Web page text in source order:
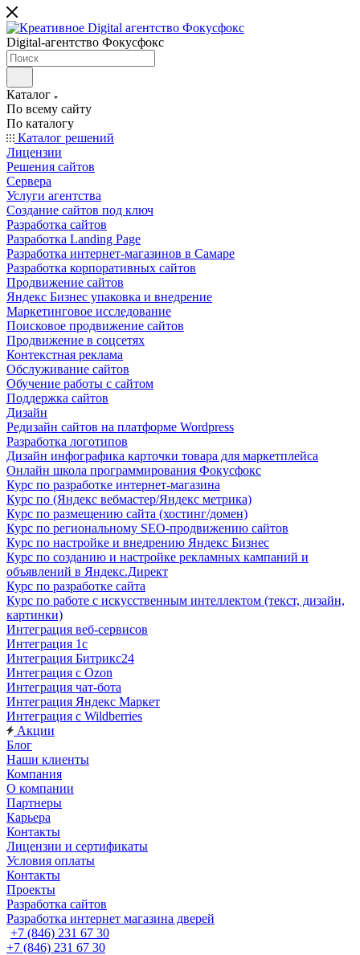
Digital-агентство Фокусфокс
Каталог
По всему сайту
По каталогу
Каталог решений
Лицензии
Решения сайтов
Сервера
Услуги агентства
Создание сайтов под ключ
Разработка сайтов
Разработка Landing Page
Разработка интернет-магазинов в Самаре
Разработка корпоративных сайтов
Продвижение сайтов
Яндекс Бизнес упаковка и внедрение
Маркетинговое исследование
Поисковое продвижение сайтов
Продвижение в соцсетях
Контекстная реклама
Обслуживание сайтов
Обучение работы с сайтом
Поддержка сайтов
Дизайн
Редизайн сайтов на платформе Wordpress
Разработка логотипов
Дизайн инфографика карточки товара для маркетплейса
Онлайн школа программирования Фокусфокс
Курс по разработке интернет-магазина
Курс по (Яндекс вебмастер/Яндекс метрика)
Курс по размещению сайта (хостинг/домен)
Курс по региональному SEO-продвижению сайтов
Курс по настройке и внедрению Яндекс Бизнес
Курс по созданию и настройке рекламных кампаний и
объявлений в Яндекс.Директ
Курс по разработке сайта
Курс по работе с искусственным интеллектом (текст, дизайн,
картинки)
Интеграция веб-сервисов
Интеграция 1с
Интеграция Битрикс24
Интеграция с Ozon
Интеграция чат-бота
Интеграция Яндекс Маркет
Интеграция с Wildberries
Акции
Блог
Наши клиенты
Компания
О компании
Партнеры
Карьера
Контакты
Лицензии и сертификаты
Условия оплаты
Контакты
Проекты
Разработка сайтов
Разработка интернет магазина дверей
+7 (846) 231 67 30
+7 (846) 231 67 30